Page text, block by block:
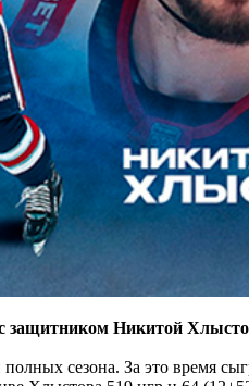
Никитой
сезона. За это время